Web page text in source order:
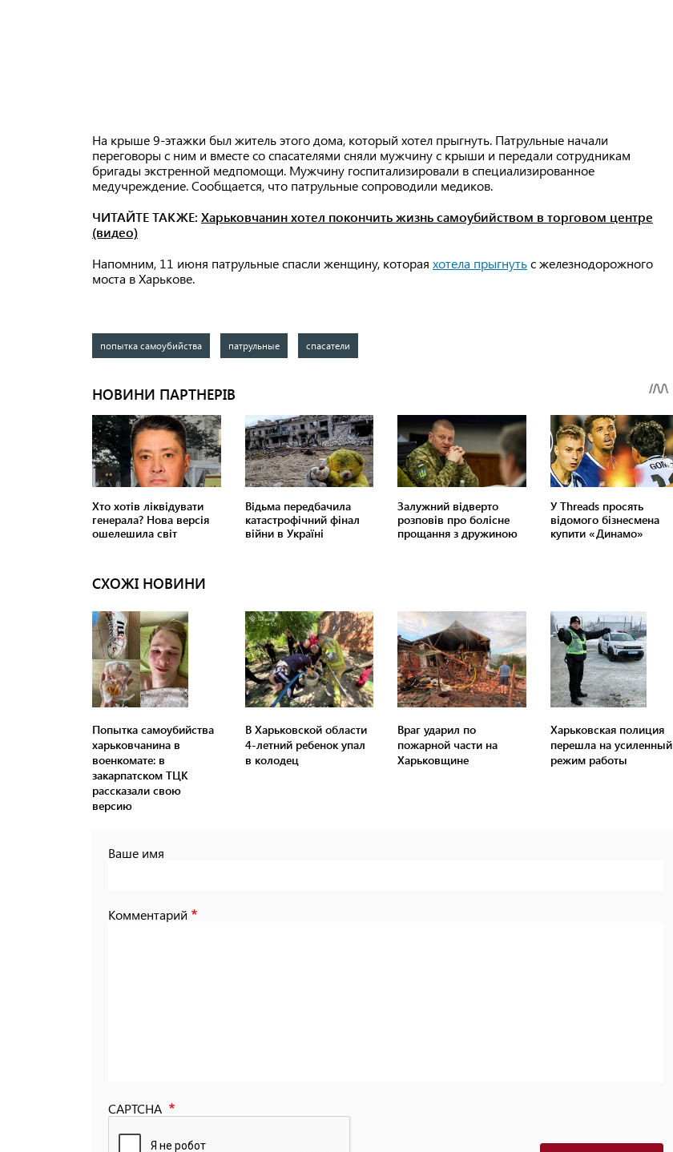
На крыше 9-этажки был житель этого дома, который хотел прыгнуть. Патрульные начали
переговоры с ним и вместе со спасателями сняли мужчину с крыши и передали сотрудникам
бригады экстренной медпомощи. Мужчину госпитализировали в специализированное
медучреждение. Сообщается, что патрульные сопроводили медиков.
ЧИТАЙТЕ ТАКЖЕ: Харьковчанин хотел покончить жизнь самоубийством в торговом центре
(видео)
Напомним, 11 июня патрульные спасли женщину, которая хотела прыгнутьс железнодорожного
моста в Харькове.
попытка самоубийства патрульные спасатели
СХОЖІ НОВИНИ
Попытка самоубийства
харьковчанина в
военкомате: в
закарпатском ТЦК
рассказали свою
версию
В Харьковской области
4-летний ребенок упал
в колодец
Враг ударил по
пожарной части на
Харьковщине
Харьковская полиция
перешла на усиленный
режим работы
Ваше имя
Комментарий
CAPTCHA